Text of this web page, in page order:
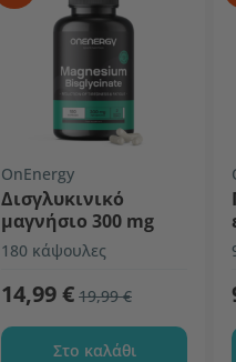
OnEnergy
Δισγλυκινικό
μαγνήσιο 300 mg
180 κάψουλες
14,99 € 19,99 €
Στο καλάθι